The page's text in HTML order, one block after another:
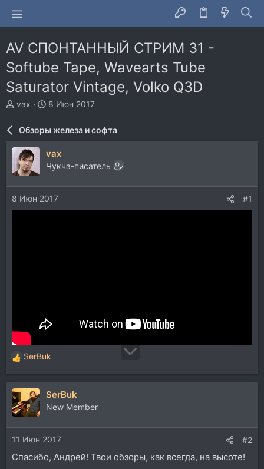
AV СПОНТАННЫЙ СТРИМ 31 -
Softube Tape, Wavearts Tube
Saturator Vintage, Volko Q3D
А
т
р
т
е
vax
Д
а
ч
а
8 Июн 2017
Обзоры железа и софта
vax
Чукча-писатель
8 Июн 2017 #1
Р
е
а
к
ц
и
и
:
SerBuk
SerBuk
New Member
11 Июн 2017 #2
Спасибо, Андрей! Твои обзоры, как всегда, на высоте!